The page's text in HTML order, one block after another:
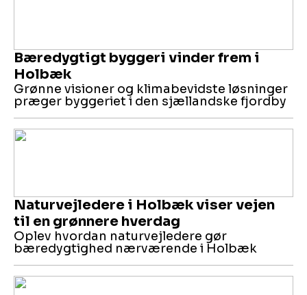
Bæredygtigt byggeri vinder frem i
Holbæk
Grønne visioner og klimabevidste løsninger
præger byggeriet i den sjællandske fjordby
Naturvejledere i Holbæk viser vejen
til en grønnere hverdag
Oplev hvordan naturvejledere gør
bæredygtighed nærværende i Holbæk